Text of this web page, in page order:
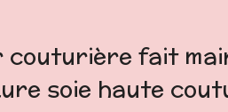
couturière fait
soie haute